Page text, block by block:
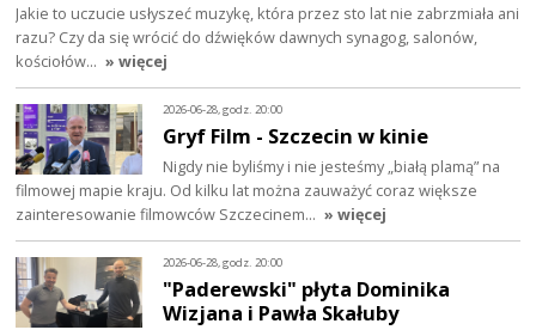
Jakie to uczucie usłyszeć muzykę, która przez sto lat nie zabrzmiała ani
razu? Czy da się wrócić do dźwięków dawnych synagog, salonów,
kościołów… » więcej
2026-06-28, godz. 20:00
Gryf Film - Szczecin w kinie
Nigdy nie byliśmy i nie jesteśmy „białą plamą” na
filmowej mapie kraju. Od kilku lat można zauważyć coraz większe
zainteresowanie filmowców Szczecinem… » więcej
2026-06-28, godz. 20:00
"Paderewski" płyta Dominika
Wizjana i Pawła Skałuby